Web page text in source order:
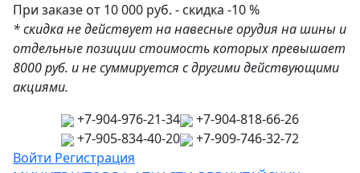
При заказе от 10 000 руб. - скидка -10 %
* скидка не действует на навесные орудия на шины и
отдельные позиции стоимость которых превышает
8000 руб. и не суммируется с другими действующими
акциями.
+7-904-976-21-34
+7-904-818-66-26
+7-905-834-40-20
+7-909-746-32-72
Войти Регистрация